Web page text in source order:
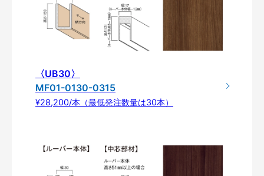
〈UB30〉
MF01-0130-0315
¥28,200/本（最低発注数量は30本）